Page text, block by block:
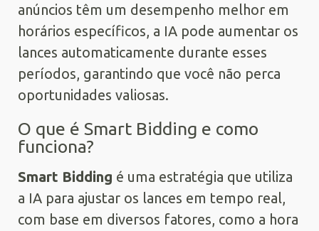
anúncios têm um desempenho melhor em
horários específicos, a IA pode aumentar os
lances automaticamente durante esses
períodos, garantindo que você não perca
oportunidades valiosas.
O que é Smart Bidding e como
funciona?
Smart Bidding é uma estratégia que utiliza
a IA para ajustar os lances em tempo real,
com base em diversos fatores, como a hora